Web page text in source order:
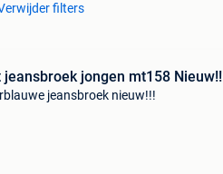
filters
jeansbroek jongen mt158 Nieuw!!
jeansbroek nieuw!!!